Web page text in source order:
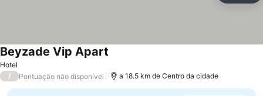
Hotel
Beyzade Vip Apart
/ Pontuação não disponível a 18.5 km de Centro da cidade